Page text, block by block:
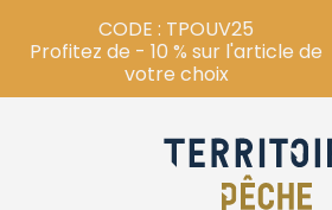
CODE : TPOUV25
Profitez de - 10 % sur l'article de
votre choix